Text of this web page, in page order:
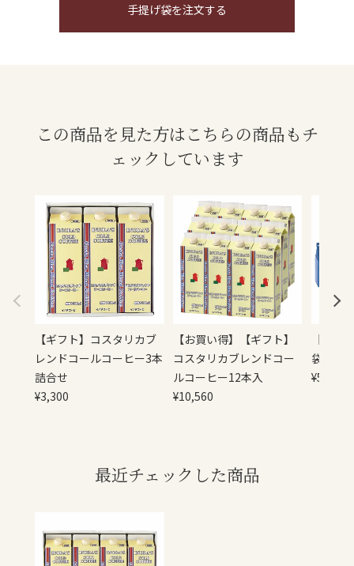
手提げ袋を注文する
この商品を見た方はこちらの商品もチ
ェックしています
【ギフト】コスタリカブ
レンドコールコーヒー3本
詰合せ
¥3,300
【お買い得】【ギフト】
コスタリカブレンドコー
ルコーヒー12本入
¥10,560
【ギフ
袋詰合
¥5,420
最近チェックした商品